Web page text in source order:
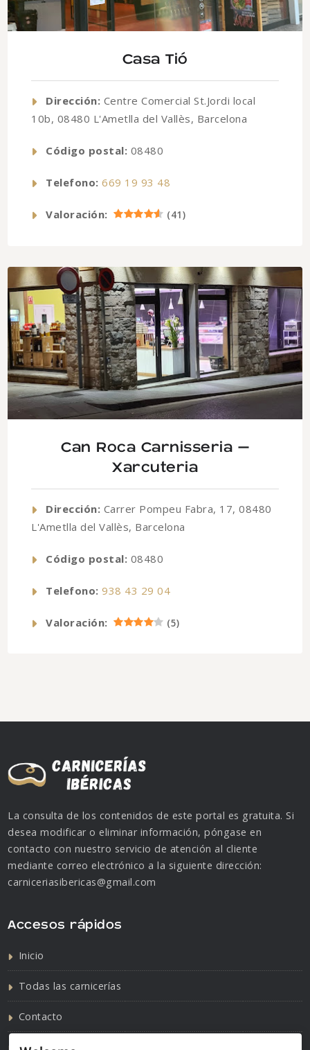
Casa Tió
Dirección: Centre Comercial St.Jordi local
10b, 08480 L'Ametlla del Vallès, Barcelona
Código postal: 08480
Telefono: 669 19 93 48
Valoración: (41)
Can Roca Carnisseria –
Xarcuteria
Dirección: Carrer Pompeu Fabra, 17, 08480
L'Ametlla del Vallès, Barcelona
Código postal: 08480
Telefono: 938 43 29 04
Valoración: (5)
La consulta de los contenidos de este portal es gratuita. Si
desea modificar o eliminar información, póngase en
contacto con nuestro servicio de atención al cliente
mediante correo electrónico a la siguiente dirección:
carniceriasibericas@gmail.com
Accesos rápidos
Inicio
Todas las carnicerías
Contacto
Política de cookies